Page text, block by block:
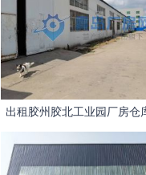
出租胶州胶北工业园厂房仓
全、可环评、污水管